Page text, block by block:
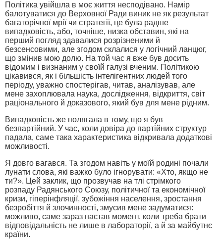
Політика увійшла в моє життя несподівано. Намір
балотуватися до Верховної Ради виник не як результат
багаторічної мрії чи стратегії, це була радше
випадковість, або, точніше, низка обставин, які на
перший погляд здавалися розрізненими й
безсенсовими, але згодом склалися у логічний ланцюг,
що змінив мою долю. На той час я вже був досить
відомим і визнаним у своїй галузі вченим. Політикою
цікавився, як і більшість інтелігентних людей того
періоду, уважно спостерігав, читав, аналізував, але
мене захоплювала наука, дослідження, відкриття, світ
раціонального й доказового, який був для мене рідним.
Випадковість же полягала в тому, що я був
безпартійний. У час, коли довіра до партійних структур
падала, саме така характеристика відкривала додаткові
можливості.
Я довго вагався. Та згодом навіть у моїй родині почали
лунати слова, які важко було ігнорувати: «Хто, якщо не
ти?». Цей заклик, що прозвучав на тлі стрімкого
розпаду Радянського Союзу, політичної та економічної
кризи, гіперінфляції, зубожіння населення, зростання
безробіття й злочинності, змусив мене задуматися:
можливо, саме зараз настав момент, коли треба брати
відповідальність не лише в лабораторії, а й за майбутнє
країни.